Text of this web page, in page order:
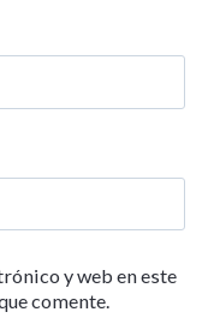
y web en este
comente.